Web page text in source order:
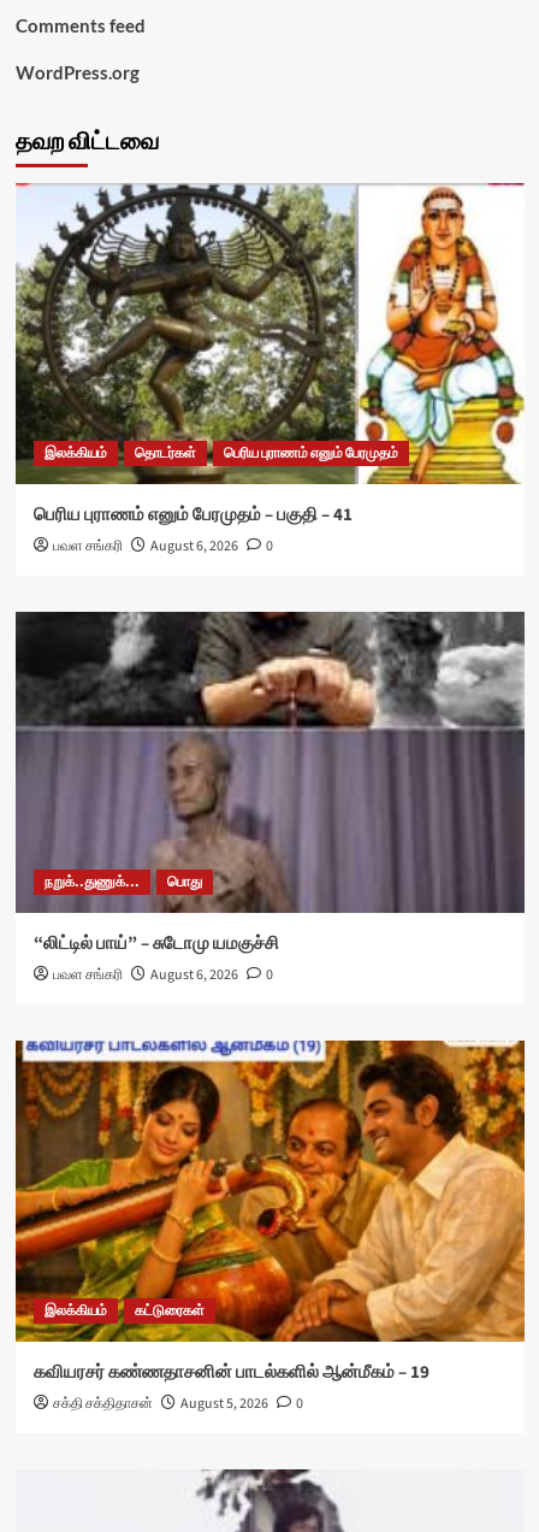
Comments feed
WordPress.org
தவற விட்டவை
இலக்கியம் தொடர்கள் பெரிய புராணம் எனும் பேரமுதம்
பெரிய புராணம் எனும் பேரமுதம் – பகுதி – 41
பவள சங்கரி August 6, 2026 0
நறுக்..துணுக்... பொது
“லிட்டில் பாய்” – சுடோமு யமகுச்சி
பவள சங்கரி August 6, 2026 0
இலக்கியம் கட்டுரைகள்
கவியரசர் கண்ணதாசனின் பாடல்களில் ஆன்மீகம் – 19
சக்தி சக்திதாசன் August 5, 2026 0